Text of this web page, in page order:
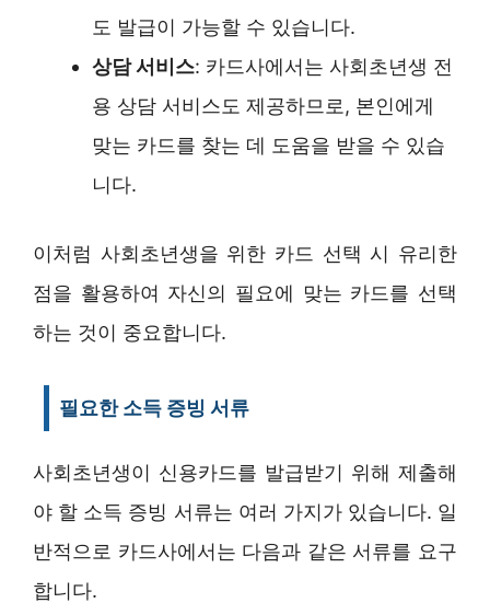
도 발급이 가능할 수 있습니다.
상담 서비스: 카드사에서는 사회초년생 전
용 상담 서비스도 제공하므로, 본인에게
맞는 카드를 찾는 데 도움을 받을 수 있습
니다.
이처럼 사회초년생을 위한 카드 선택 시 유리한
점을 활용하여 자신의 필요에 맞는 카드를 선택
하는 것이 중요합니다.
필요한 소득 증빙 서류
사회초년생이 신용카드를 발급받기 위해 제출해
야 할 소득 증빙 서류는 여러 가지가 있습니다. 일
반적으로 카드사에서는 다음과 같은 서류를 요구
합니다.